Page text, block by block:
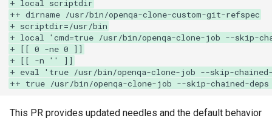
+ local scriptdir
++ dirname /usr/bin/openqa-clone-custom-git-refspec
+ scriptdir=/usr/bin
+ local 'cmd=true /usr/bin/openqa-clone-job --skip-
+ [[ 0 -ne 0 ]]
+ [[ -n '' ]]
+ eval 'true /usr/bin/openqa-clone-job --skip-chained-
++ true /usr/bin/openqa-clone-job --skip-chained-deps
This PR provides updated needles and the default behavior